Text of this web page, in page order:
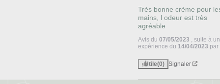
Très bonne crème pour
mains, l odeur est très
agréable
Avis du07/05/2023
, suite à
expérience du 14/04/2023 par
Utile(0) Signaler